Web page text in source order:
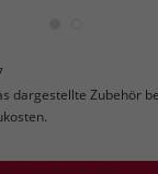
dargestellte Zubehör